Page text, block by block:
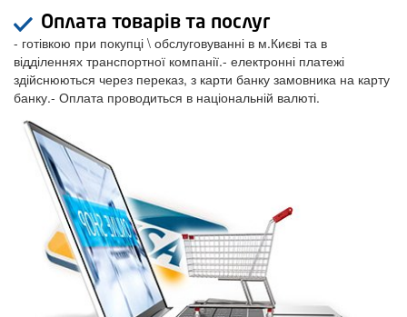
Оплата товарів та послуг
- готівкою при покупці \ обслуговуванні в м.Києві та в
відділеннях транспортної компанії.- електронні платежі
здійснюються через переказ, з карти банку замовника на карту
банку.- Оплата проводиться в національній валюті.